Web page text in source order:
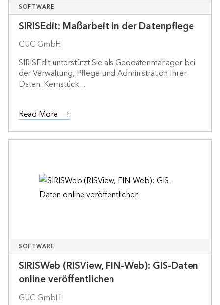
SOFTWARE
SIRISEdit: Maßarbeit in der Datenpflege
GUC GmbH
SIRISEdit unterstützt Sie als Geodatenmanager bei
der Verwaltung, Pflege und Administration Ihrer
Daten. Kernstück ...
Read More
SOFTWARE
SIRISWeb (RISView, FIN-Web): GIS-Daten
online veröffentlichen
GUC GmbH